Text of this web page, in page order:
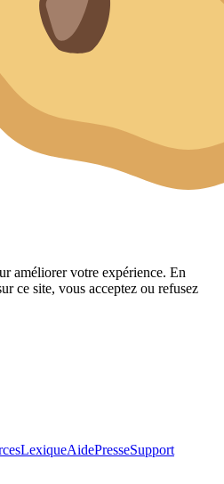
améliorer votre expérience. En
ce site, vous acceptez ou refusez
LexiqueAidePresseSupport